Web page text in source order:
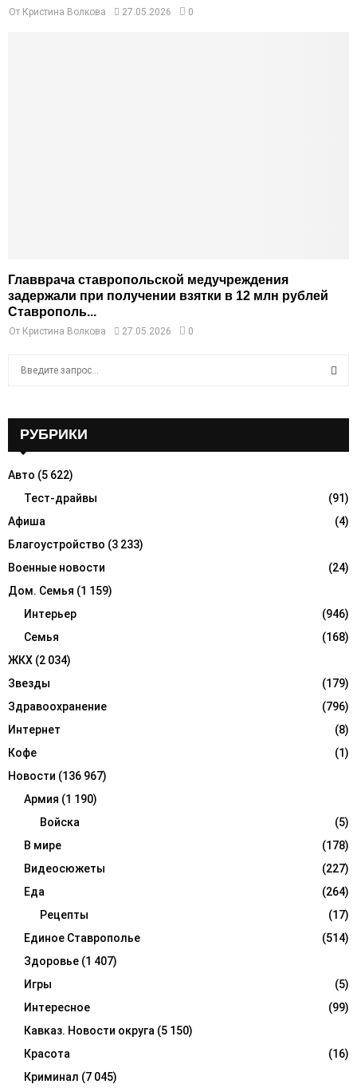
От Кристина Волкова 27.05.2026 0
Главврача ставропольской медучреждения
задержали при получении взятки в 12 млн рублей
Ставрополь...
От Кристина Волкова 27.05.2026 0
o
R
C
H
РУБРИКИ
Авто (5 622)
Тест-драйвы
(91)
Афиша
(4)
Благоустройство (3 233)
Военные новости
(24)
Дом. Семья (1 159)
Интерьер
(946)
Семья
(168)
ЖКХ (2 034)
Звезды
(179)
Здравоохранение
(796)
Интернет
(8)
Кофе
(1)
Новости (136 967)
Армия (1 190)
Войска
(5)
В мире
(178)
Видеосюжеты
(227)
Еда
(264)
Рецепты
(17)
Единое Ставрополье
(514)
Здоровье (1 407)
Игры
(5)
Интересное
(99)
Кавказ. Новости округа (5 150)
Красота
(16)
Криминал (7 045)